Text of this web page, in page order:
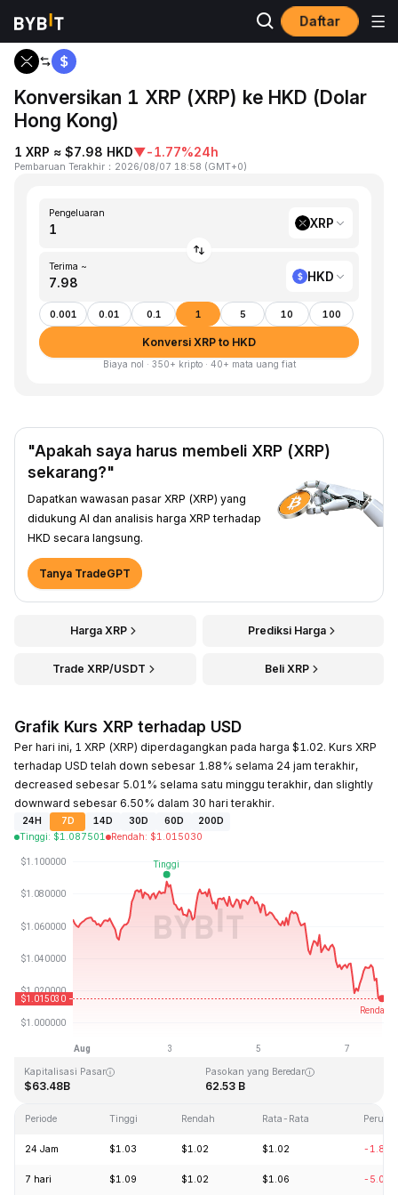
Daftar
Beranda
Konversikan 1 XRP (XRP) ke HKD (Dolar
Hong Kong)
1 XRP ≈ $7.98 HKD▼-1.77%24h
Pembaruan Terakhir ： 2026/08/07 18:58 (GMT+0)
Pengeluaran
XRP
Terima ~
HKD
0.001 0.01 0.1 1 5 10 100
Konversi XRP to HKD
Biaya nol · 350+ kripto · 40+ mata uang fiat
"Apakah saya harus membeli XRP (XRP)
sekarang?"
Dapatkan wawasan pasar XRP (XRP) yang
didukung AI dan analisis harga XRP terhadap
HKD secara langsung.
Tanya TradeGPT
Harga XRP Prediksi Harga
Trade XRP/USDT Beli XRP
Grafik Kurs XRP terhadap USD
Per hari ini, 1 XRP (XRP) diperdagangkan pada harga $1.02. Kurs XRP
terhadap USD telah down sebesar 1.88% selama 24 jam terakhir,
decreased sebesar 5.01% selama satu minggu terakhir, dan slightly
downward sebesar 6.50% dalam 30 hari terakhir.
24H 7D 14D 30D 60D
200D
Tinggi: $1.087501 Rendah: $1.015030
$0.002686
Kapitalisasi Pasar
$63.48B
Pasokan yang Beredar
62.53 B
Periode Tinggi Rendah Rata-Rata
24 Jam $1.03 $1.02 $1.02 -
7 hari $1.09 $1.02 $1.06 -